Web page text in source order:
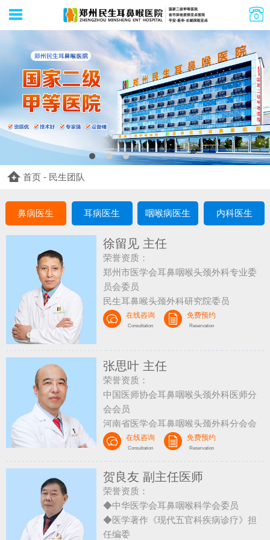
首页 - 民生团队
鼻病医生 耳病医生 咽喉病医生 内科医生
徐留见 主任
荣誉资质：
郑州市医学会耳鼻咽喉头颈外科专业委
员会委员
民生耳鼻喉头颈外科研究院委员
曾在中国人民解放军总医院（北京301医
院） 耳鼻喉科、上海复旦大学附属眼耳
在国家级及省级医疗刊物发表论文数篇
在线咨询
Consultation
免费预约
Reservation
张思叶 主任
荣誉资质：
中国医师协会耳鼻咽喉头颈外科医师分
会会员
河南省医学会耳鼻咽喉头颈外科分会会
员
民生耳鼻喉头颈外科研究院委员
仁医院等地深造
在线咨询
Consultation
免费预约
Reservation
贺良友 副主任医师
荣誉资质：
◆中华医学会耳鼻咽喉科学会委员
◆医学著作《现代五官科疾病诊疗》担
任编委